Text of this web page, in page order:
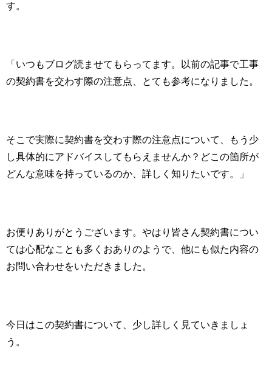
す。
「いつもブログ読ませてもらってます。以前の記事で工事
の契約書を交わす際の注意点、とても参考になりました。
そこで実際に契約書を交わす際の注意点について、もう少
し具体的にアドバイスしてもらえませんか？どこの箇所が
どんな意味を持っているのか、詳しく知りたいです。」
お便りありがとうございます。やはり皆さん契約書につい
ては心配なことも多くおありのようで、他にも似た内容の
お問い合わせをいただきました。
今日はこの契約書について、少し詳しく見ていきましょ
う。